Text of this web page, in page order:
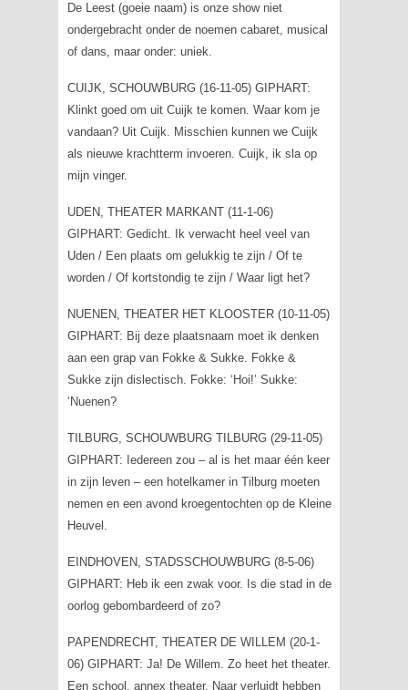
De Leest (goeie naam) is onze show niet
ondergebracht onder de noemen cabaret, musical
of dans, maar onder: uniek.
CUIJK, SCHOUWBURG (16-11-05) GIPHART:
Klinkt goed om uit Cuijk te komen. Waar kom je
vandaan? Uit Cuijk. Misschien kunnen we Cuijk
als nieuwe krachtterm invoeren. Cuijk, ik sla op
mijn vinger.
UDEN, THEATER MARKANT (11-1-06)
GIPHART: Gedicht. Ik verwacht heel veel van
Uden / Een plaats om gelukkig te zijn / Of te
worden / Of kortstondig te zijn / Waar ligt het?
NUENEN, THEATER HET KLOOSTER (10-11-05)
GIPHART: Bij deze plaatsnaam moet ik denken
aan een grap van Fokke & Sukke. Fokke &
Sukke zijn dislectisch. Fokke: ‘Hoi!’ Sukke:
‘Nuenen?
TILBURG, SCHOUWBURG TILBURG (29-11-05)
GIPHART: Iedereen zou – al is het maar één keer
in zijn leven – een hotelkamer in Tilburg moeten
nemen en een avond kroegentochten op de Kleine
Heuvel.
EINDHOVEN, STADSSCHOUWBURG (8-5-06)
GIPHART: Heb ik een zwak voor. Is die stad in de
oorlog gebombardeerd of zo?
PAPENDRECHT, THEATER DE WILLEM (20-1-
06) GIPHART: Ja! De Willem. Zo heet het theater.
Een school, annex theater. Naar verluidt hebben